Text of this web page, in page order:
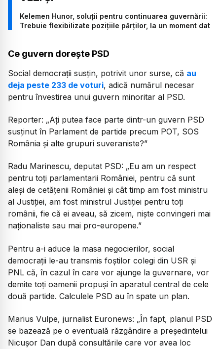
Kelemen Hunor, soluții pentru continuarea guvernării:
Trebuie flexibilizate pozițiile părților, la un moment dat
Ce guvern dorește PSD
Social democrații susțin, potrivit unor surse, că au
deja peste 233 de voturi, adică numărul necesar
pentru învestirea unui guvern minoritar al PSD.
Reporter: „Ați putea face parte dintr-un guvern PSD
susținut în Parlament de partide precum POT, SOS
România și alte grupuri suveraniste?”
Radu Marinescu, deputat PSD: „Eu am un respect
pentru toți parlamentarii României, pentru că sunt
aleși de cetățenii României și cât timp am fost ministru
al Justiției, am fost ministrul Justiției pentru toți
românii, fie că ei aveau, să zicem, niște convingeri mai
naționaliste sau mai pro-europene.”
Pentru a-i aduce la masa negocierilor, social
democrații le-au transmis foștilor colegi din USR și
PNL că, în cazul în care vor ajunge la guvernare, vor
demite toți oamenii propuși în aparatul central de cele
două partide. Calculele PSD au în spate un plan.
Marius Vulpe, jurnalist Euronews: „În fapt, planul PSD
se bazează pe o eventuală răzgândire a președintelui
Nicușor Dan după consultările care vor avea loc